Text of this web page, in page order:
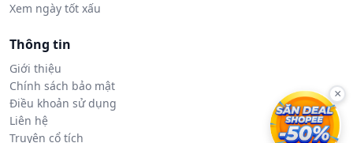
Xem ngày tốt xấu
Thông tin
Giới thiệu
Chính sách bảo mật
Điều khoản sử dụng
Liên hệ
Truyện cổ tích
×